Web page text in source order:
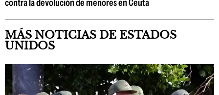
contra la devolución de menores en Ceuta
MÁS NOTICIAS DE ESTADOS
UNIDOS